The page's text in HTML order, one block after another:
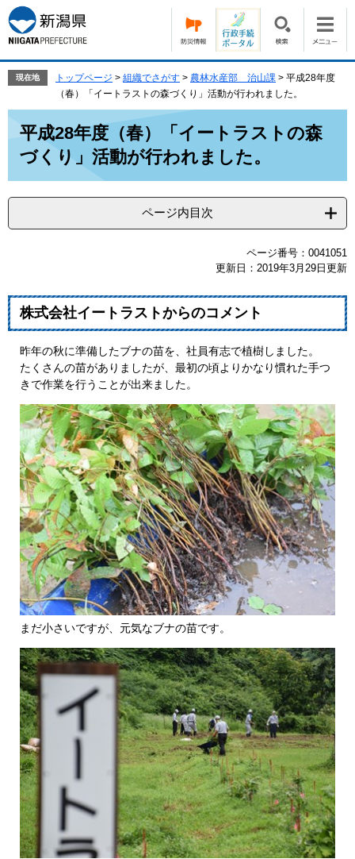
ー
ジ
の
で
す。
ニ
ュ
ー
ば
現在地 トップページ > 組織でさがす > 農林水産部 治山課 > 平成28年度
（春）「イートラストの森づくり」活動が行われました。
平成28年度（春）「イートラストの森
づくり」活動が行われました。
ページ内目次
ページ番号：0041051
更新日：2019年3月29日更新
株式会社イートラストからのコメント
昨年の秋に準備したブナの苗を、社員有志で植樹しました。
たくさんの苗がありましたが、最初の頃よりかなり慣れた手つ
きで作業を行うことが出来ました。
まだ小さいですが、元気なブナの苗です。